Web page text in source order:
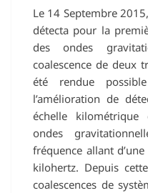
Le 14 Septembre
détecta pour la
des ondes
coalescence de deux
été rendue
l’amélioration de
échelle
ondes
fréquence allant
kilohertz. Depuis
coalescences de